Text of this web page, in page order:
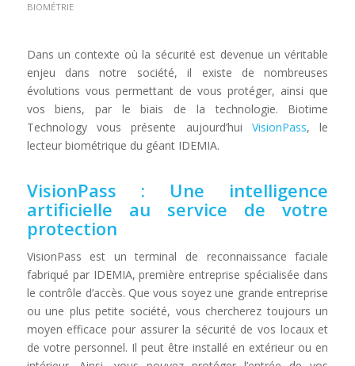
BIOMÉTRIE
Dans un contexte où la sécurité est devenue un véritable
enjeu dans notre société, il existe de nombreuses
évolutions vous permettant de vous protéger, ainsi que
vos biens, par le biais de la technologie. Biotime
Technology vous présente aujourd’huiVisionPass, le
lecteur biométrique du géant IDEMIA.
VisionPass : Une intelligence
artificielle au service de votre
protection
VisionPass est un terminal de reconnaissance faciale
fabriqué par IDEMIA, première entreprise spécialisée dans
le contrôle d’accès. Que vous soyez une grande entreprise
ou une plus petite société, vous chercherez toujours un
moyen efficace pour assurer la sécurité de vos locaux et
de votre personnel. Il peut être installé en extérieur ou en